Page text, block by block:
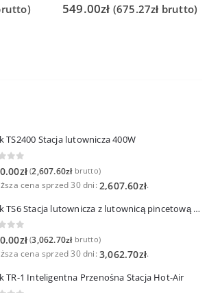
549.00zł (675.27zł brutto)
TS2400 Stacja lutownicza 400W
zł (2,607.60złbrutto)
cena sprzed 30 dni: 2,607.60zł.
Quick TS6 Stacja lutownicza z lutownicą pincetową 60W
of 5
zł (3,062.70złbrutto)
cena sprzed 30 dni: 3,062.70zł.
TR-1 Inteligentna Przenośna Stacja Hot-Air